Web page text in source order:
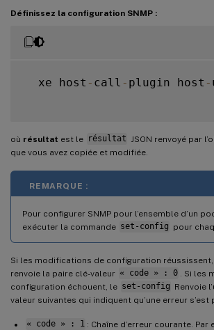
Définissez la configuration SNMP :
  xe host
- call - plugin host -
où résultat est le résultat JSON renvoyé par
que vous avez copiée et modifiée.
REMARQUE :
Pour configurer SNMP pour l’ensemble d’un
exécuter la commande set-config pour
Si les modifications de configuration
renvoie la paire clé-valeur « code » : 0
. Si les
configuration échouent, le set-config Renvoie
valeur suivantes qui indiquent qu’une erreur s’est
« code » : 1 : Chaîne d’erreur courante. Par